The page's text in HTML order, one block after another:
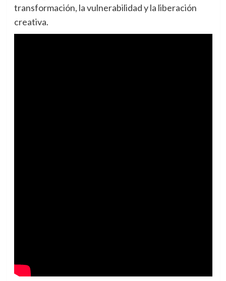
transformación, la vulnerabilidad y la liberación
creativa.